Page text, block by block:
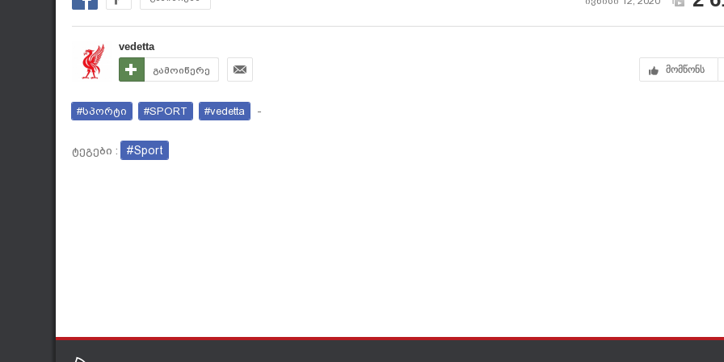
vedetta
გამოიწერე მომწონს
#სპორტი #SPORT #vedetta -
ტეგები : #Sport